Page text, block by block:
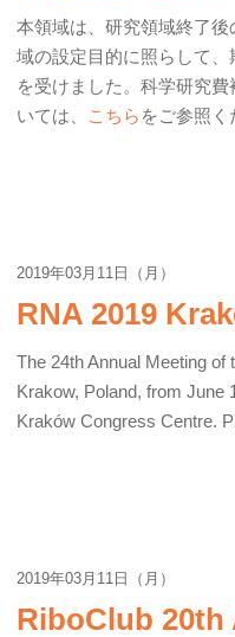
本領域は、研究領域終了
域の設定目的に照らして
を受けました。科学研究
いては、
こちら をご参照く
2019年03月11日（月）
RNA 2019
The 24th Annual Meeting of
Krakow, Poland, from June
Kraków Congress Centre.
2019年03月11日（月）
RiboClub 20th